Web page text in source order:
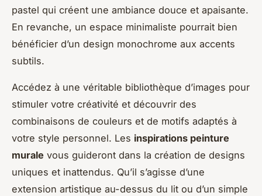
pastel qui créent une ambiance douce et apaisante.
En revanche, un espace minimaliste pourrait bien
bénéficier d’un design monochrome aux accents
subtils.
Accédez à une véritable bibliothèque d’images pour
stimuler votre créativité et découvrir des
combinaisons de couleurs et de motifs adaptés à
votre style personnel. Les inspirations peinture
murale vous guideront dans la création de designs
uniques et inattendus. Qu’il s’agisse d’une
extension artistique au-dessus du lit ou d’un simple